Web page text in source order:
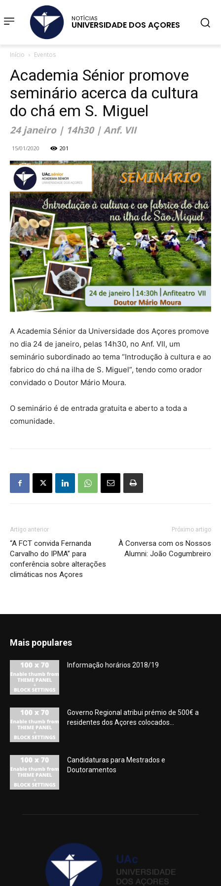
NOTÍCIAS
UNIVERSIDADE DOS AÇORES
Início Eventos
Academia Sénior promove
seminário acerca da cultura
do chá em S. Miguel
24 janeiro | 14h30 | Anf. VII
15/01/2020 201
A Academia Sénior da Universidade dos Açores promove
no dia 24 de janeiro, pelas 14h30, no Anf. VII, um
seminário subordinado ao tema “Introdução à cultura e ao
fabrico do chá na ilha de S. Miguel”, tendo como orador
convidado o Doutor Mário Moura.
O seminário é de entrada gratuita e aberto a toda a
comunidade.
Artigo anterior
“A FCT convida Fernanda
Carvalho do IPMA” para
conferência sobre alterações
climáticas nos Açores
Próximo artigo
À Conversa com os Nossos
Alumni: João Cogumbreiro
Mais populares
Informação horários 2018/19
Governo Regional atribui prémio de 500€ a
residentes dos Açores colocados...
Candidaturas para Mestrados e
Doutoramentos